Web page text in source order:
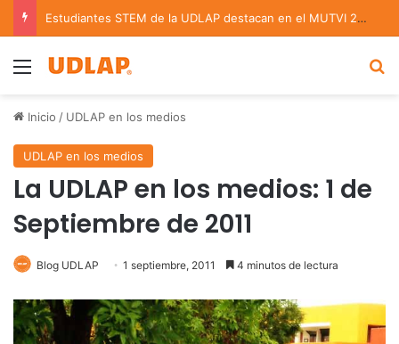
Estudiantes STEM de la UDLAP destacan en el MUTVI 2026
Menu
Inicio / UDLAP en los medios
UDLAP en los medios
La UDLAP en los medios: 1 de
Septiembre de 2011
Blog UDLAP 1 septiembre, 2011 4 minutos de lectura